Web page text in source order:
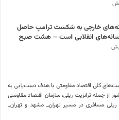
خارجی به شکست ترامپ حاصل
انقلابی است – هشت صبح
کلی اقتصاد مقاومتی با هدف دست‌یابی به
از جمله ترانزیت ریلی، سازمان اقتصاد مقاومتی
مسافری در مسیر تهران_ مشهد و تهران_